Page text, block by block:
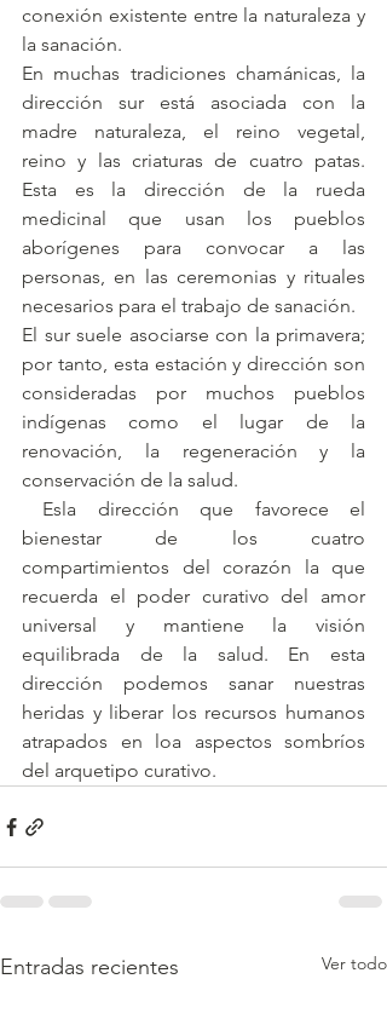
conexión existente entre la naturaleza y
la sanación.
En muchas tradiciones chamánicas, la
dirección sur está asociada con la
madre naturaleza, el reino vegetal,
reino y las criaturas de cuatro patas.
Esta es la dirección de la rueda
medicinal que usan los pueblos
aborígenes para convocar a las
personas, en las ceremonias y rituales
necesarios para el trabajo de sanación.
El sur suele asociarse con la primavera;
por tanto, esta estación y dirección son
consideradas por muchos pueblos
indígenas como el lugar de la
renovación, la regeneración y la
conservación de la salud.
bienestar de los cuatro
compartimientos del corazón la que
recuerda el poder curativo del amor
universal y mantiene la visión
equilibrada de la salud. En esta
dirección podemos sanar nuestras
heridas y liberar los recursos humanos
atrapados en loa aspectos sombríos
del arquetipo curativo.
Entradas recientes Ver todo